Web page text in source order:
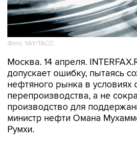
Фото: YAY/ТАСС
Москва. 14 апреля.
допускает ошибку, пытаясь
нефтяного рынка в
перепроизводства, а не
производство для
министр нефти Омана
Румхи.